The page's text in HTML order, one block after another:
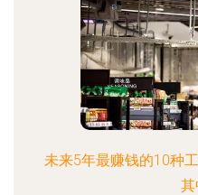
未来5年最赚钱的10种
其